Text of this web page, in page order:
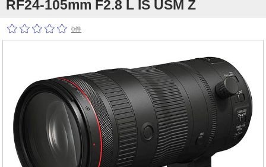
RF24-105mm F2.8 L IS USM Z
0件